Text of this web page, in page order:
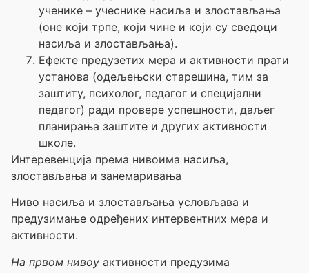
ученике – учеснике насиља и злостављања
(оне који трпе, који чине и који су сведоци
насиља и злостављања).
Ефекте предузетих мера и активности прати
установа (одељењски старешина, тим за
заштиту, психолог, педагог и специјални
педагог) ради провере успешности, даљег
планирања заштите и других активности
школе.
Интеревенција према нивоима насиља,
злостављања и занемаривања
Ниво насиља и злостављања условљава и
предузимање одређених интервентних мера и
активности.
На првом нивоу активности предузима